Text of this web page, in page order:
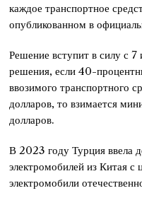
каждое транспортное
опубликованном в
Решение вступит в силу с
решения, если 40-
ввозимого транспортного
долларов, то взимается
долларов.
В 2023 году Турция ввела
электромобилей из Китая
электромобили